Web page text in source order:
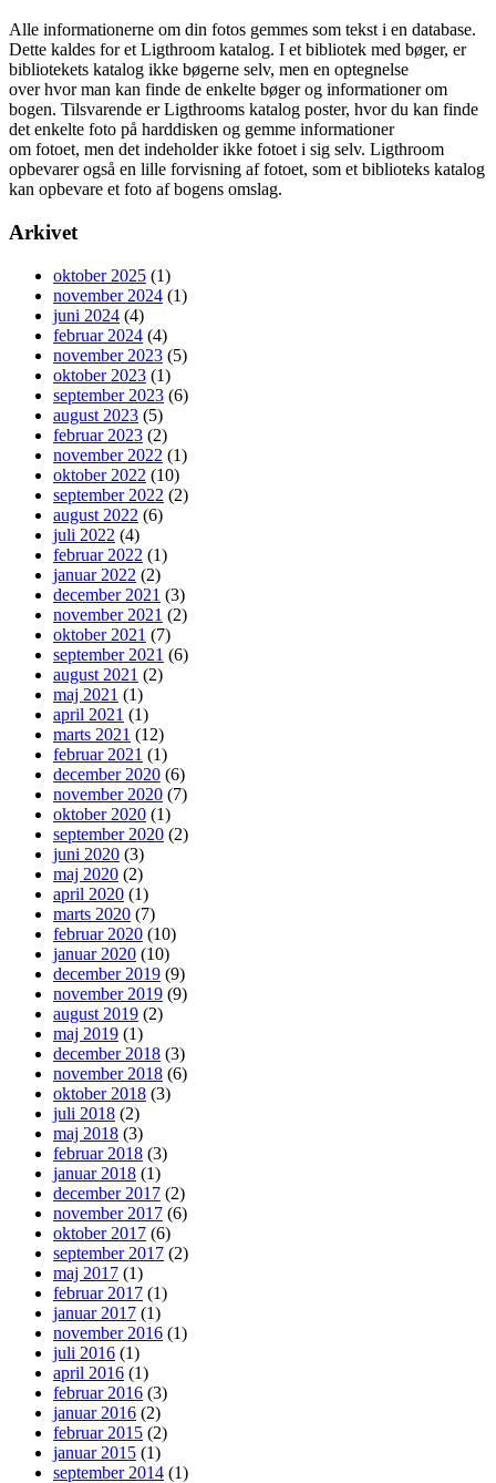
Alle informationerne om din fotos gemmes som tekst i en database.
Dette kaldes for et Ligthroom katalog. I et bibliotek med bøger, er
bibliotekets katalog ikke bøgerne selv, men en optegnelse
over hvor man kan finde de enkelte bøger og informationer om
bogen. Tilsvarende er Ligthrooms katalog poster, hvor du kan finde
det enkelte foto på harddisken og gemme informationer
om fotoet, men det indeholder ikke fotoet i sig selv. Ligthroom
opbevarer også en lille forvisning af fotoet, som et biblioteks katalog
kan opbevare et foto af bogens omslag.
Arkivet
oktober 2025 (1)
november 2024 (1)
juni 2024 (4)
februar 2024 (4)
november 2023 (5)
oktober 2023 (1)
september 2023 (6)
august 2023 (5)
februar 2023 (2)
november 2022 (1)
oktober 2022 (10)
september 2022 (2)
august 2022 (6)
juli 2022 (4)
februar 2022 (1)
januar 2022 (2)
december 2021 (3)
november 2021 (2)
oktober 2021 (7)
september 2021 (6)
august 2021 (2)
maj 2021 (1)
april 2021 (1)
marts 2021 (12)
februar 2021 (1)
december 2020 (6)
november 2020 (7)
oktober 2020 (1)
september 2020 (2)
juni 2020 (3)
maj 2020 (2)
april 2020 (1)
marts 2020 (7)
februar 2020 (10)
januar 2020 (10)
december 2019 (9)
november 2019 (9)
august 2019 (2)
maj 2019 (1)
december 2018 (3)
november 2018 (6)
oktober 2018 (3)
juli 2018 (2)
maj 2018 (3)
februar 2018 (3)
januar 2018 (1)
december 2017 (2)
november 2017 (6)
oktober 2017 (6)
september 2017 (2)
maj 2017 (1)
februar 2017 (1)
januar 2017 (1)
november 2016 (1)
juli 2016 (1)
april 2016 (1)
februar 2016 (3)
januar 2016 (2)
februar 2015 (2)
januar 2015 (1)
september 2014 (1)